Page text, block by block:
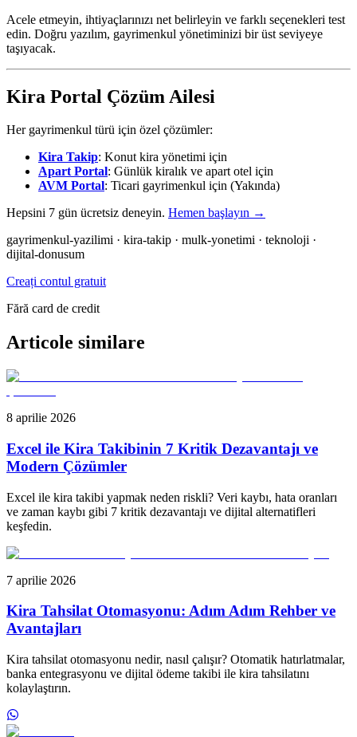
Acele etmeyin, ihtiyaçlarınızı net belirleyin ve farklı seçenekleri test
edin. Doğru yazılım, gayrimenkul yönetiminizi bir üst seviyeye
taşıyacak.
Kira Portal Çözüm Ailesi
Her gayrimenkul türü için özel çözümler:
Kira Takip: Konut kira yönetimi için
Apart Portal: Günlük kiralık ve apart otel için
AVM Portal: Ticari gayrimenkul için (Yakında)
Hepsini 7 gün ücretsiz deneyin. Hemen başlayın →
gayrimenkul-yazilimi · kira-takip · mulk-yonetimi · teknoloji ·
dijital-donusum
Creați contul gratuit
Fără card de credit
Articole similare
8 aprilie 2026
Excel ile Kira Takibinin 7 Kritik Dezavantajı ve
Modern Çözümler
Excel ile kira takibi yapmak neden riskli? Veri kaybı, hata oranları
ve zaman kaybı gibi 7 kritik dezavantajı ve dijital alternatifleri
keşfedin.
7 aprilie 2026
Kira Tahsilat Otomasyonu: Adım Adım Rehber ve
Avantajları
Kira tahsilat otomasyonu nedir, nasıl çalışır? Otomatik hatırlatmalar,
banka entegrasyonu ve dijital ödeme takibi ile kira tahsilatını
kolaylaştırın.